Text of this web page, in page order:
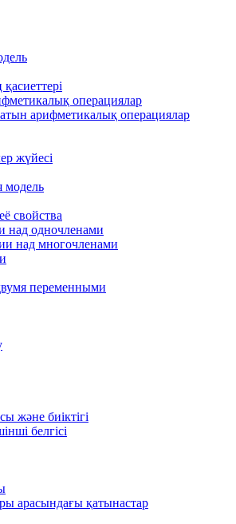
операциялар
арифметикалық операциялар
жүйесі
модель
свойства
над одночленами
над многочленами
переменными
және биіктігі
белгісі
арасындағы қатынастар